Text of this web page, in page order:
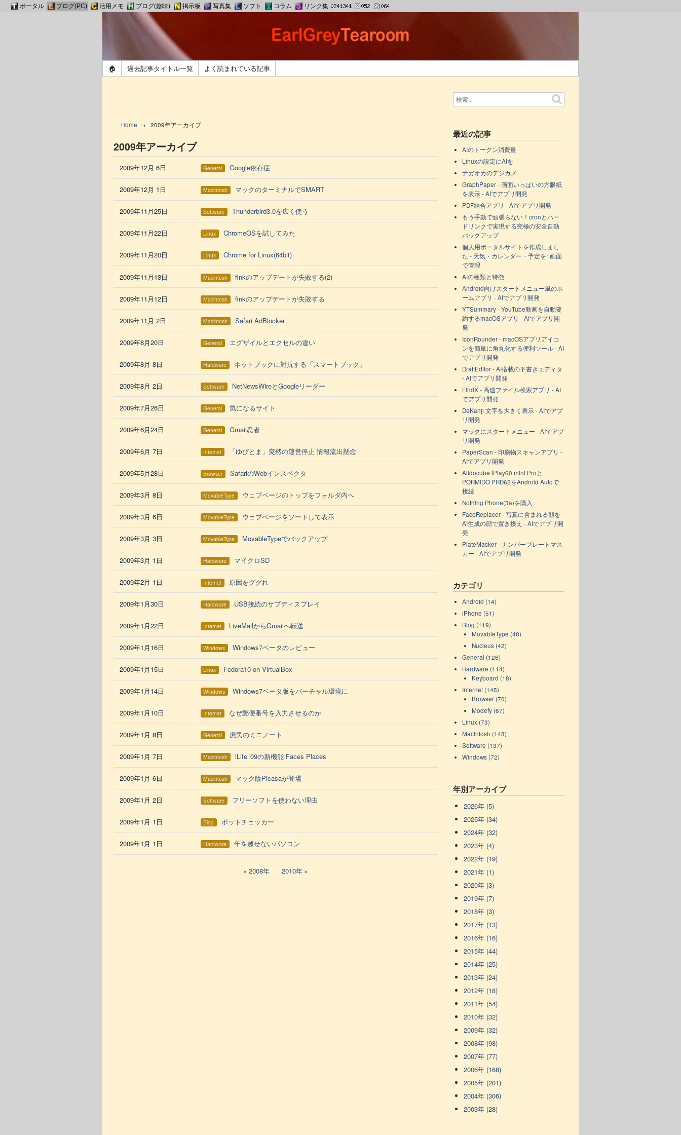
🏠 過去記事タイトル一覧 よく読まれている記事
Home 2009年アーカイブ
2009年アーカイブ
2009年12月 6日 General Google依存症
2009年12月 1日 Macintosh マックのターミナルでSMART
2009年11月25日 Software Thunderbird3.0を広く使う
2009年11月22日 Linux ChromeOSを試してみた
2009年11月20日 Linux Chrome for Linux(64bit)
2009年11月13日 Macintosh finkのアップデートが失敗する(2)
2009年11月12日 Macintosh finkのアップデートが失敗する
2009年11月 2日 Macintosh Safari AdBlocker
2009年8月20日 General エグザイルとエクセルの違い
2009年8月 8日 Hardware ネットブックに対抗する「スマートブック」
2009年8月 2日 Software NetNewsWireとGoogleリーダー
2009年7月26日 General 気になるサイト
2009年6月24日 General Gmail忍者
2009年6月 7日 Internet 「ゆびとま」突然の運営停止 情報流出懸念
2009年5月28日 Browser SafariのWebインスペクタ
2009年3月 8日 MovableType ウェブページのトップをフォルダ内へ
2009年3月 6日 MovableType ウェブページをソートして表示
2009年3月 3日 MovableType MovableTypeでバックアップ
2009年3月 1日 Hardware マイクロSD
2009年2月 1日 Internet 原因をググれ
2009年1月30日 Hardware USB接続のサブディスプレイ
2009年1月22日 Internet LiveMailからGmailへ転送
2009年1月16日 Windows Windows7ベータのレビュー
2009年1月15日 Linux Fedora10 on VirtualBox
2009年1月14日 Windows Windows7ベータ版をバーチャル環境に
2009年1月10日 Internet なぜ郵便番号を入力させるのか
2009年1月 8日 General 庶民のミニノート
2009年1月 7日 Macintosh iLife '09の新機能 Faces Places
2009年1月 6日 Macintosh マック版Picasaが登場
2009年1月 2日 Software フリーソフトを使わない理由
2009年1月 1日 Blog ポットチェッカー
2009年1月 1日 Hardware 年を越せないパソコン
2008年 2010年
最近の記事
AIのトークン消費量
Linuxの設定にAIを
ナガオカのデジカメ
GraphPaper - 画面いっぱいの方眼紙
を表示 - AIでアプリ開発
PDF結合アプリ - AIでアプリ開発
もう手動で頑張らない！cronとハー
ドリンクで実現する究極の安全自動
バックアップ
個人用ポータルサイトを作成しまし
た - 天気・カレンダー・予定を1画面
で管理
AIの種類と特徴
Android向けスタートメニュー風のホ
ームアプリ - AIでアプリ開発
YTSummary - YouTube動画を自動要
約するmacOSアプリ - AIでアプリ開
発
IconRounder - macOSアプリアイコ
ンを簡単に角丸化する便利ツール - AI
でアプリ開発
DraftEditor - AI搭載の下書きエディタ
- AIでアプリ開発
FindX - 高速ファイル検索アプリ - AI
でアプリ開発
DeKanji 文字を大きく表示 - AIでアプ
リ開発
マックにスタートメニュー - AIでアプ
リ開発
PaperScan - 印刷物スキャンアプリ -
AIでアプリ開発
Alldocube iPlay60 mini Proと
PORMIDO PRD62をAndroid Autoで
接続
Nothing Phone(3a)を購入
FaceReplacer - 写真に含まれる顔を
AI生成の顔で置き換え - AIでアプリ開
発
PlateMasker - ナンバープレートマス
カー - AIでアプリ開発
カテゴリ
Android (14)
iPhone (51)
Blog (119)
MovableType (48)
Nucleus (42)
General (126)
Hardware (114)
Keyboard (18)
Internet (145)
Browser (70)
Modefy (67)
Linux (73)
Macintosh (148)
Software (137)
Windows (72)
年別アーカイブ
2026年 (5)
2025年 (34)
2024年 (32)
2023年 (4)
2022年 (19)
2021年 (1)
2020年 (3)
2019年 (7)
2018年 (3)
2017年 (13)
2016年 (16)
2015年 (44)
2014年 (25)
2013年 (24)
2012年 (18)
2011年 (54)
2010年 (32)
2009年 (32)
2008年 (98)
2007年 (77)
2006年 (168)
2005年 (201)
2004年 (306)
2003年 (28)
ポータル ブログ(PC) 活用メモ ブログ(趣味) 掲示板 写真集 ソフト コラム リンク集